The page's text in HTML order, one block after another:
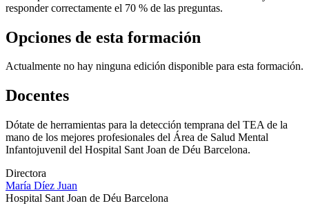
responder correctamente el 70 % de las preguntas.
Opciones de esta formación
Actualmente no hay ninguna edición disponible para esta formación.
Docentes
Dótate de herramientas para la detección temprana del TEA de la
mano de los mejores profesionales del Área de Salud Mental
Infantojuvenil del Hospital Sant Joan de Déu Barcelona.
Directora
María Díez Juan
Hospital Sant Joan de Déu Barcelona